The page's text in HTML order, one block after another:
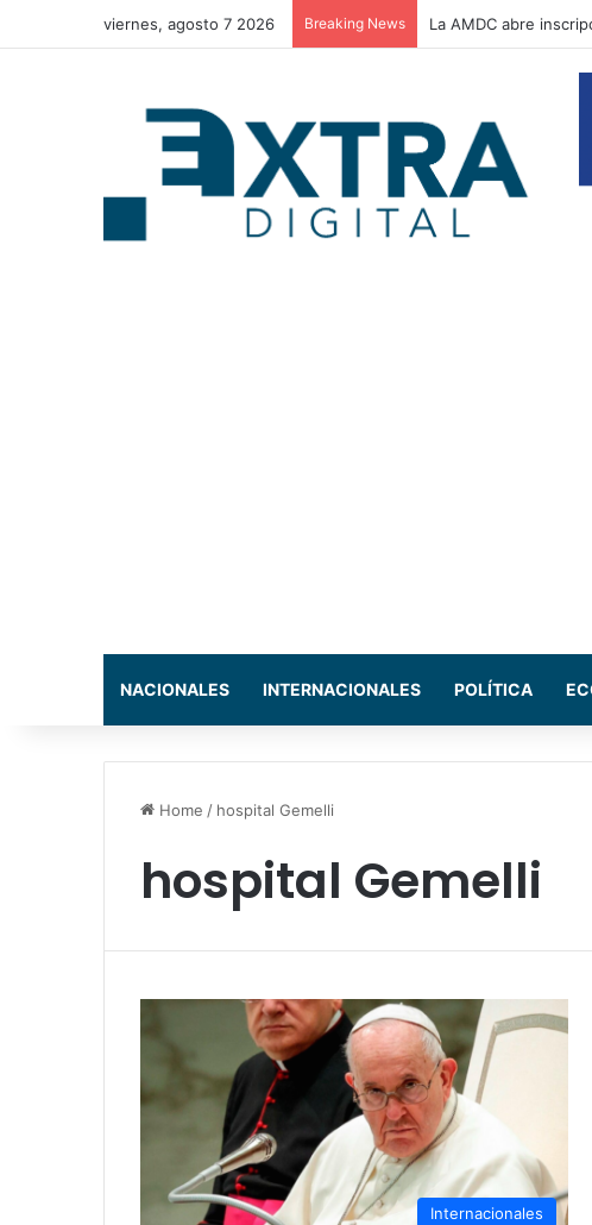
viernes, agosto 7 2026 Breaking News La AMDC abre
NACIONALES INTERNACIONALES POLÍTICA
Home / hospital Gemelli
hospital Gemelli
Internacionales